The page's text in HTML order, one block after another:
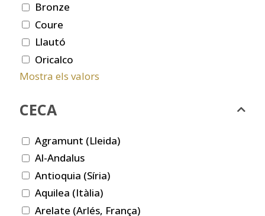
Bronze
Coure
Llautó
Oricalco
Mostra els valors
CECA
Agramunt (Lleida)
Al-Andalus
Antioquia (Síria)
Aquilea (Itàlia)
Arelate (Arlés, França)